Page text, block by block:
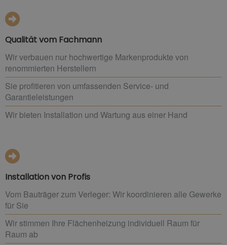
Qualität vom Fachmann
Wir verbauen nur hochwertige Markenprodukte von
renommierten Herstellern
Sie profitieren von umfassenden Service- und
Garantieleistungen
Wir bieten Installation und Wartung aus einer Hand
Installation von Profis
Vom Bauträger zum Verleger: Wir koordinieren alle Gewerke
für Sie
Wir stimmen Ihre Flächenheizung individuell Raum für
Raum ab